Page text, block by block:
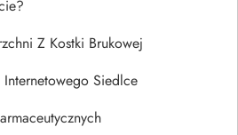
Z Kostki Brukowej
Siedlce